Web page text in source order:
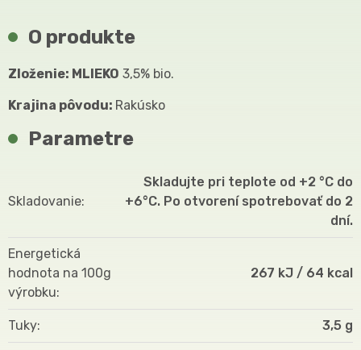
O produkte
Zloženie: MLIEKO 3,5% bio.
Krajina pôvodu: Rakúsko
Parametre
Skladovanie
Skladujte pri teplote od +2 °C do
+6°C. Po otvorení spotrebovať do 2
dní.
Energetická
hodnota na 100g
výrobku
267 kJ / 64 kcal
Tuky 3,5 g